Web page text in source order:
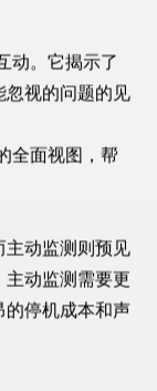
实用户监测。
动。这种主动
能问题。
求检查你的网
，帮助你调整功
买，以确保这些